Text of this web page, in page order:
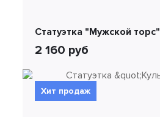
Статуэтка "Мужской торс"
2 160 руб
Хит продаж